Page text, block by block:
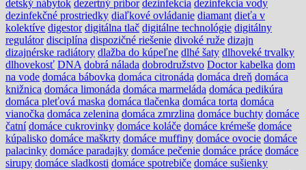
detský nábytok dezertný príbor dezinfekcia dezinfekcia vody
dezinfekčné prostriedky diaľkové ovládanie diamant dieťa v
kolektíve digestor digitálna tlač digitálne technológie digitálny
regulátor disciplína dispozičné riešenie divoké ruže dizajn
dizajnérske radiátory dlažba do kúpeľne dlhé šaty dlhoveké trvalky
dlhovekosť DNA dobrá nálada dobrodružstvo Doctor kabelka dom
na vode domáca bábovka domáca citronáda domáca dreň domáca
knižnica domáca limonáda domáca marmeláda domáca pedikúra
domáca pleťová maska domáca tlačenka domáca torta domáca
vianočka domáca zelenina domáca zmrzlina domáce buchty domáce
čatní domáce cukrovinky domáce koláče domáce krémeše domáce
kúpalisko domáce maškrty domáce muffiny domáce ovocie domáce
palacinky domáce paradajky domáce pečenie domáce práce domáce
sirupy domáce sladkosti domáce spotrebiče domáce sušienky